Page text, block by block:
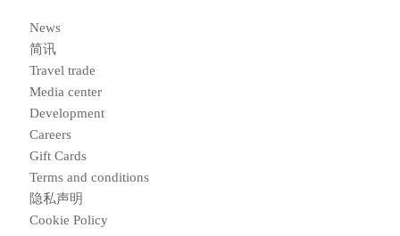
News
简讯
Travel trade
Media center
Development
Careers
Gift Cards
Terms and conditions
隐私声明
Cookie Policy